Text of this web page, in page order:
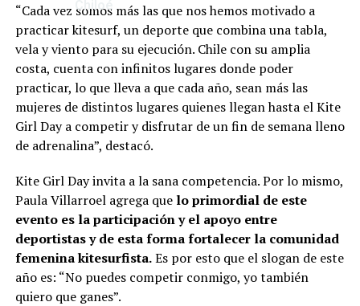
“Cada vez somos más las que nos hemos motivado a
practicar kitesurf, un deporte que combina una tabla,
vela y viento para su ejecución. Chile con su amplia
costa, cuenta con infinitos lugares donde poder
practicar, lo que lleva a que cada año, sean más las
mujeres de distintos lugares quienes llegan hasta el Kite
Girl Day a competir y disfrutar de un fin de semana lleno
de adrenalina”, destacó.
Kite Girl Day invita a la sana competencia. Por lo mismo,
Paula Villarroel agrega quelo primordial de este
evento es la participación y el apoyo entre
deportistas y de esta forma fortalecer la comunidad
femenina kitesurfista.Es por esto que el slogan de este
año es: “No puedes competir conmigo, yo también
quiero que ganes”.